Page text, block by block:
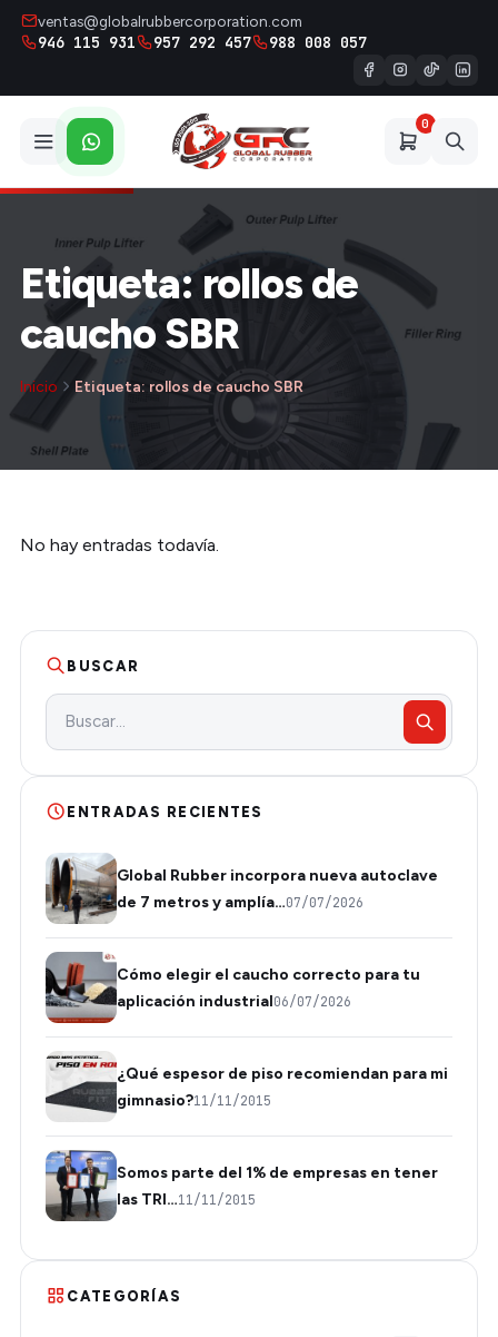
ventas@globalrubbercorporation.com
946 115 931 957 292 457 988 008 057
0
Etiqueta: rollos de
caucho SBR
Inicio Etiqueta: rollos de caucho SBR
No hay entradas todavía.
BUSCAR
ENTRADAS RECIENTES
Global Rubber incorpora nueva autoclave
de 7 metros y amplía…07/07/2026
Cómo elegir el caucho correcto para tu
aplicación industrial06/07/2026
¿Qué espesor de piso recomiendan para mi
gimnasio?11/11/2015
Somos parte del 1% de empresas en tener
las TRI…11/11/2015
CATEGORÍAS